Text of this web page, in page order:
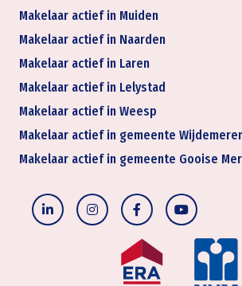
Makelaar actief in Muiden
Makelaar actief in Naarden
Makelaar actief in Laren
Makelaar actief in Lelystad
Makelaar actief in Weesp
Makelaar actief in gemeente
Makelaar actief in gemeente Gooise